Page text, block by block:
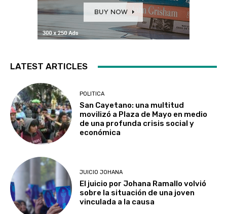
LATEST ARTICLES
POLITICA
San Cayetano: una multitud
movilizó a Plaza de Mayo en medio
de una profunda crisis social y
económica
JUICIO JOHANA
El juicio por Johana Ramallo volvió
sobre la situación de una joven
vinculada a la causa